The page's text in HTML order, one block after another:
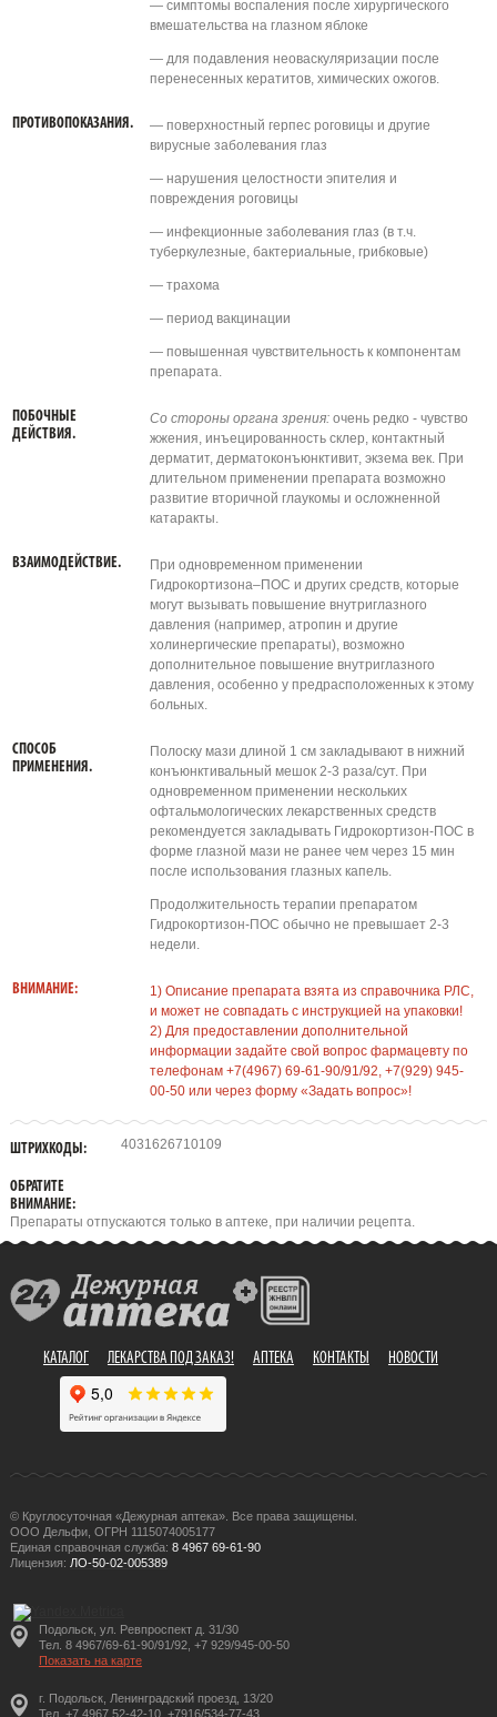
— симптомы воспаления после хирургического
вмешательства на глазном яблоке
— для подавления неоваскуляризации после
перенесенных кератитов, химических ожогов.
ПРОТИВОПОКАЗАНИЯ.
— поверхностный герпес роговицы и другие
вирусные заболевания глаз
— нарушения целостности эпителия и
повреждения роговицы
— инфекционные заболевания глаз (в т.ч.
туберкулезные, бактериальные, грибковые)
— трахома
— период вакцинации
— повышенная чувствительность к компонентам
препарата.
ПОБОЧНЫЕ
ДЕЙСТВИЯ.
Со стороны органа зрения:очень редко - чувство
жжения, инъецированность склер, контактный
дерматит, дерматоконъюнктивит, экзема век. При
длительном применении препарата возможно
развитие вторичной глаукомы и осложненной
катаракты.
ВЗАИМОДЕЙСТВИЕ.
При одновременном применении
Гидрокортизона–ПОС и других средств, которые
могут вызывать повышение внутриглазного
давления (например, атропин и другие
холинергические препараты), возможно
дополнительное повышение внутриглазного
давления, особенно у предрасположенных к этому
больных.
СПОСОБ
ПРИМЕНЕНИЯ.
Полоску мази длиной 1 см закладывают в нижний
конъюнктивальный мешок 2-3 раза/сут. При
одновременном применении нескольких
офтальмологических лекарственных средств
рекомендуется закладывать Гидрокортизон-ПОС в
форме глазной мази не ранее чем через 15 мин
после использования глазных капель.
Продолжительность терапии препаратом
Гидрокортизон-ПОС обычно не превышает 2-3
недели.
ВНИМАНИЕ:
1) Описание препарата взята из справочника РЛС,
и может не совпадать с инструкцией на упаковки!
2) Для предоставлении дополнительной
информации задайте свой вопрос фармацевту по
телефонам +7(4967) 69-61-90/91/92, +7(929) 945-
00-50 или через форму «Задать вопрос»!
ШТРИХКОДЫ: 4031626710109
ОБРАТИТЕ
ВНИМАНИЕ:
Препараты отпускаются только в аптеке, при наличии рецепта.
КАТАЛОГ ЛЕКАРСТВА ПОД ЗАКАЗ! АПТЕКА КОНТАКТЫ НОВОСТИ
© Круглосуточная «Дежурная аптека». Все права защищены.
ООО Дельфи, ОГРН 1115074005177
Единая справочная служба: 8 4967 69-61-90
Лицензия: ЛО-50-02-005389
Подольск, ул. Ревпроспект д. 31/30
Тел. 8 4967/69-61-90/91/92, +7 929/945-00-50
Показать на карте
г. Подольск, Ленинградский проезд, 13/20
Тел. +7 4967 52-42-10, +7916/534-77-43